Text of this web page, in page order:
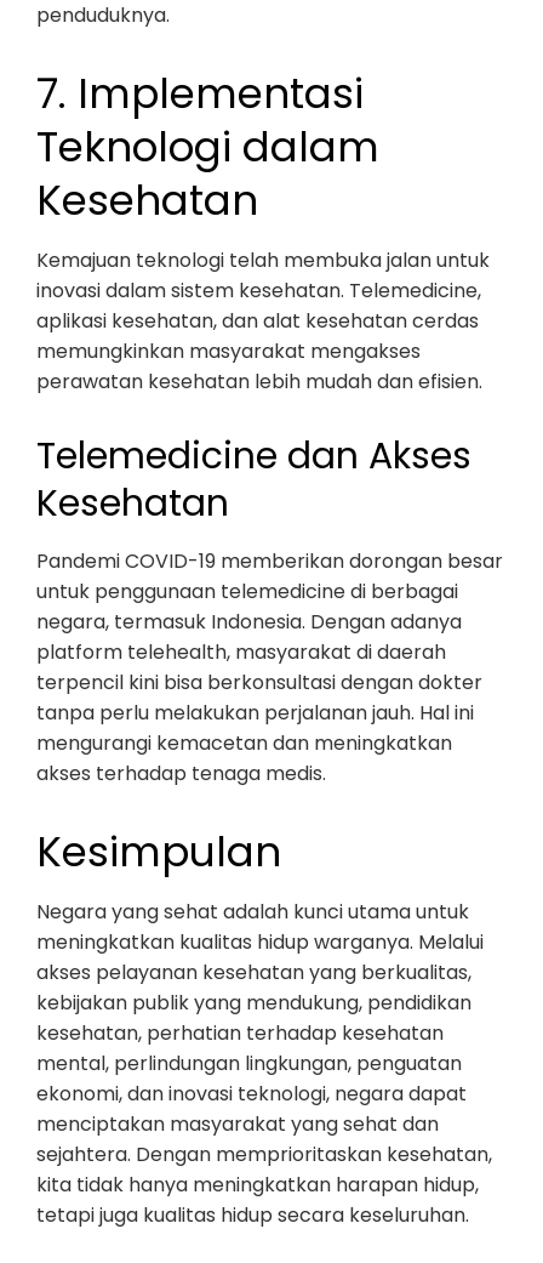
penduduknya.
7. Implementasi
Teknologi dalam
Kesehatan
Kemajuan teknologi telah membuka jalan untuk
inovasi dalam sistem kesehatan. Telemedicine,
aplikasi kesehatan, dan alat kesehatan cerdas
memungkinkan masyarakat mengakses
perawatan kesehatan lebih mudah dan efisien.
Telemedicine dan Akses
Kesehatan
Pandemi COVID-19 memberikan dorongan besar
untuk penggunaan telemedicine di berbagai
negara, termasuk Indonesia. Dengan adanya
platform telehealth, masyarakat di daerah
terpencil kini bisa berkonsultasi dengan dokter
tanpa perlu melakukan perjalanan jauh. Hal ini
mengurangi kemacetan dan meningkatkan
akses terhadap tenaga medis.
Kesimpulan
Negara yang sehat adalah kunci utama untuk
meningkatkan kualitas hidup warganya. Melalui
akses pelayanan kesehatan yang berkualitas,
kebijakan publik yang mendukung, pendidikan
kesehatan, perhatian terhadap kesehatan
mental, perlindungan lingkungan, penguatan
ekonomi, dan inovasi teknologi, negara dapat
menciptakan masyarakat yang sehat dan
sejahtera. Dengan memprioritaskan kesehatan,
kita tidak hanya meningkatkan harapan hidup,
tetapi juga kualitas hidup secara keseluruhan.